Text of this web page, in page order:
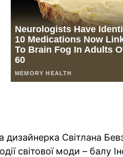
дизайнерка Світлана
світової моди – балу